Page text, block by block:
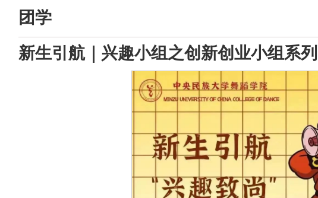
团学
新生引航｜兴趣小组之创新创业小组系